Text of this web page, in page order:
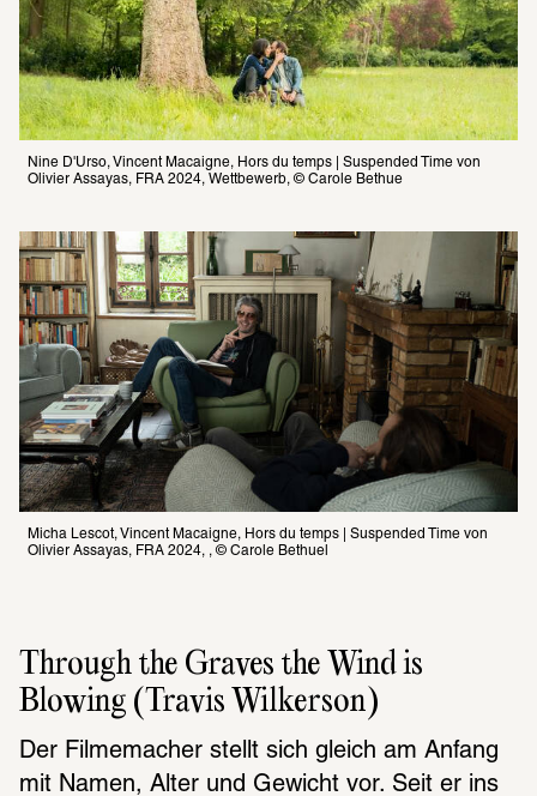
Nine D'Urso, Vincent Macaigne, Hors du temps | Suspended Time von
Olivier Assayas, FRA 2024, Wettbewerb, © Carole Bethue
Micha Lescot, Vincent Macaigne, Hors du temps | Suspended Time von
Olivier Assayas, FRA 2024, , © Carole Bethuel
Through the Graves the Wind is
Blowing (Travis Wilkerson)
Der Filmemacher stellt sich gleich am Anfang
mit Namen, Alter und Gewicht vor. Seit er ins